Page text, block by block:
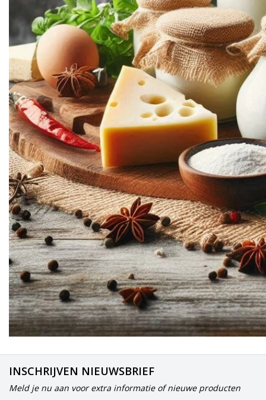
INSCHRIJVEN NIEUWSBRIEF
Meld je nu aan voor extra informatie of nieuwe producten